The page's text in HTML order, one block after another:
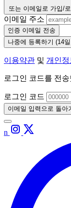
또는 이메일로 가입/
이메일 주소
인증 이메일 전송
나중에 등록하기 (14
이용약관 및 개인정
로그인 코드를 전
로그인 코드
이메일 입력으로 돌아
n